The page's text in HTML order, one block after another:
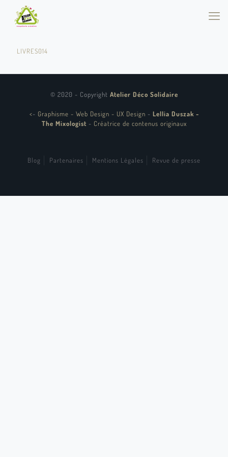
LIVRES014
© 2020 - Copyright Atelier Déco Solidaire
<- Graphisme - Web Design - UX Design - Lellia Duszak -
The Mixologist - Créatrice de contenus originaux
Blog Partenaires Mentions Légales Revue de presse